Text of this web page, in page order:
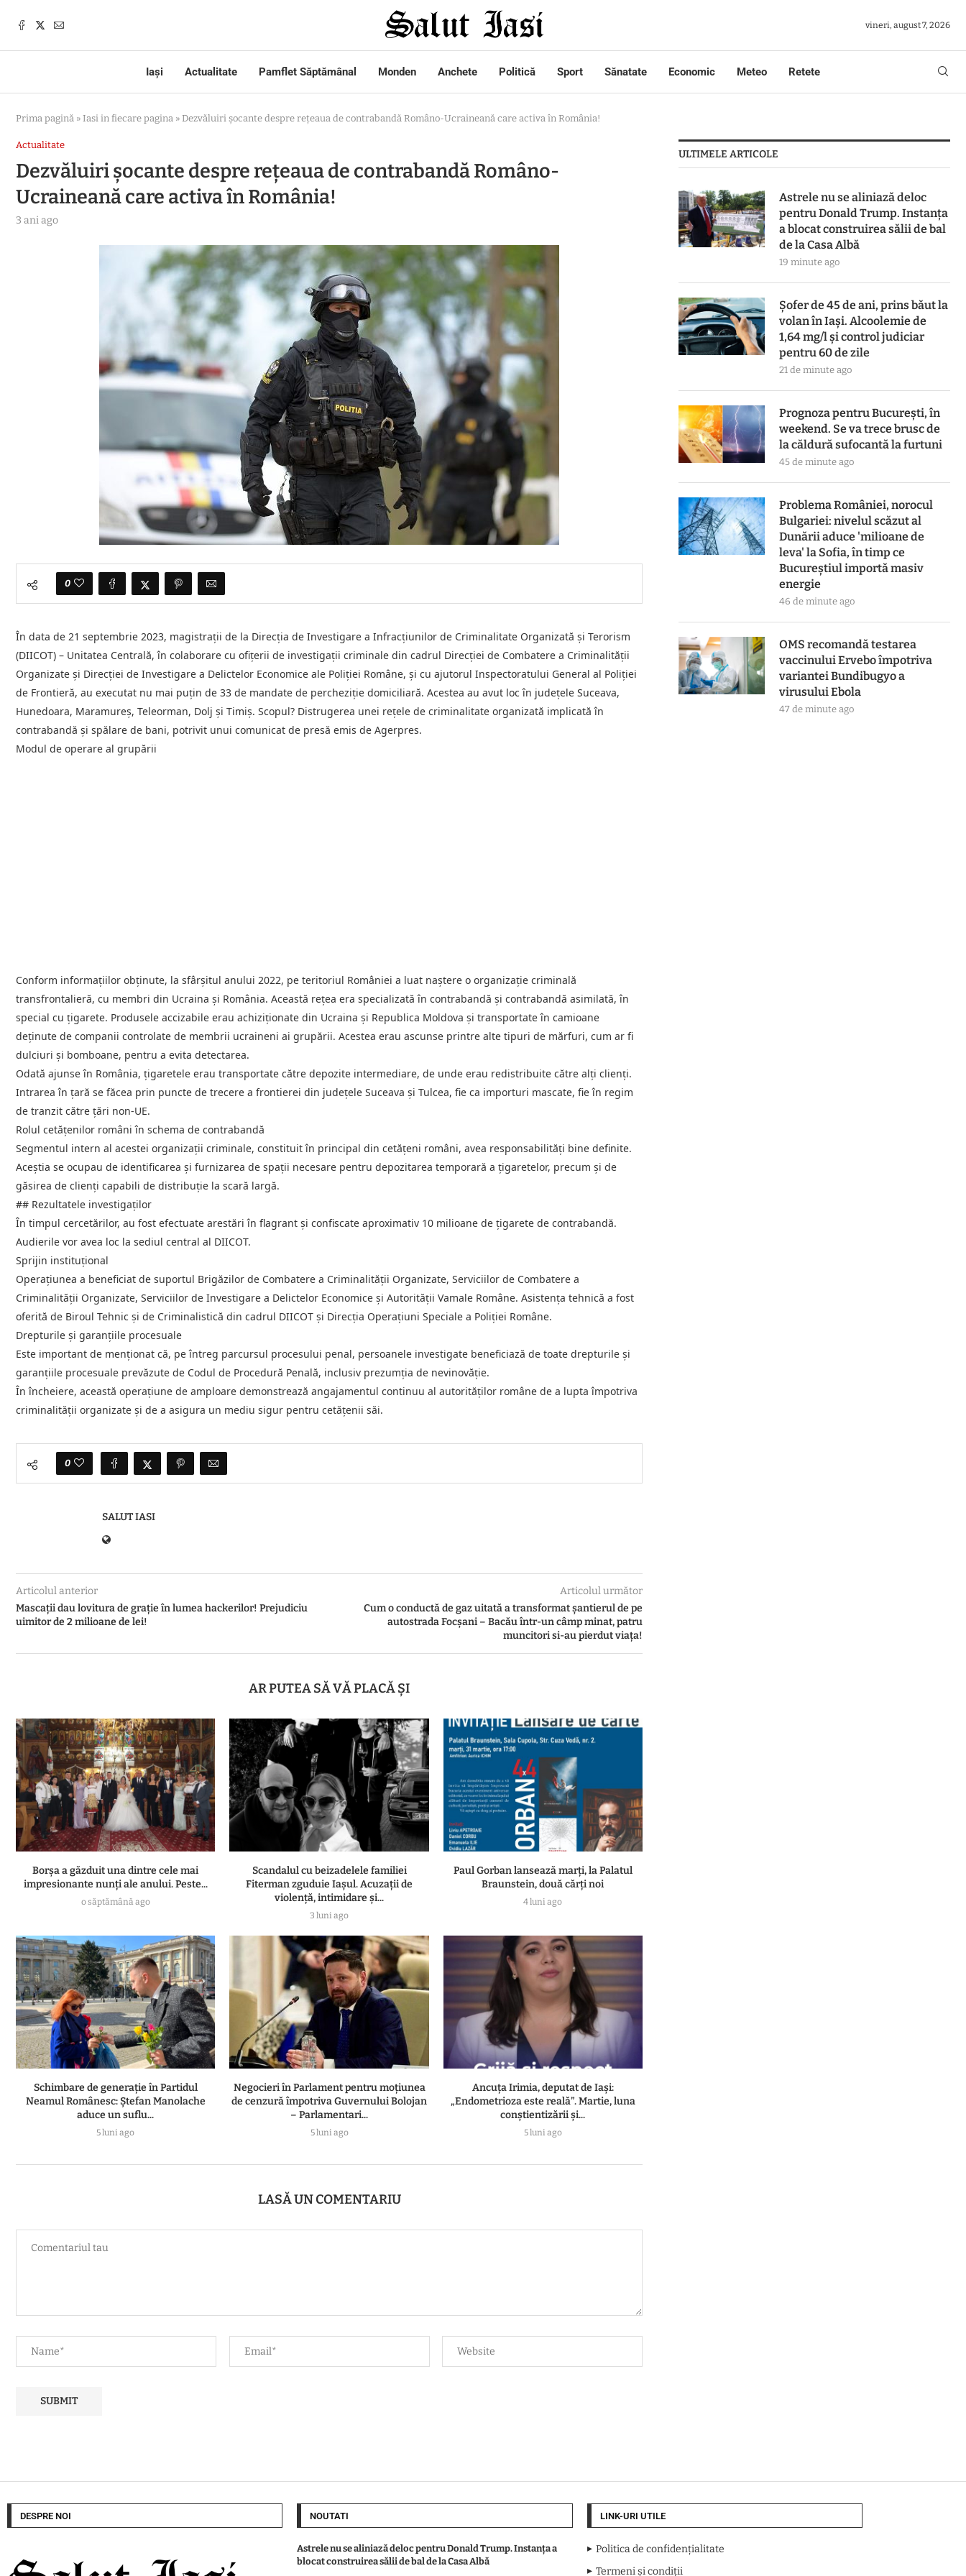
vineri, august 7, 2026
Iași Actualitate Pamflet Săptămânal Monden Anchete Politică Sport Sănatate Economic Meteo Retete
Prima pagină » Iasi in fiecare pagina » Dezvăluiri șocante despre rețeaua de contrabandă Româno-Ucraineană care activa în România!
Actualitate
Dezvăluiri șocante despre rețeaua de contrabandă Româno-
Ucraineană care activa în România!
3 ani ago
0
În data de 21 septembrie 2023, magistrații de la Direcția de Investigare a Infracțiunilor de Criminalitate Organizată și Terorism
(DIICOT) – Unitatea Centrală, în colaborare cu ofițerii de investigații criminale din cadrul Direcției de Combatere a Criminalității
Organizate și Direcției de Investigare a Delictelor Economice ale Poliției Române, și cu ajutorul Inspectoratului General al Poliției
de Frontieră, au executat nu mai puțin de 33 de mandate de percheziție domiciliară. Acestea au avut loc în județele Suceava,
Hunedoara, Maramureș, Teleorman, Dolj și Timiș. Scopul? Distrugerea unei rețele de criminalitate organizată implicată în
contrabandă și spălare de bani, potrivit unui comunicat de presă emis de Agerpres.
Modul de operare al grupării
Conform informațiilor obținute, la sfârșitul anului 2022, pe teritoriul României a luat naștere o organizație criminală
transfrontalieră, cu membri din Ucraina și România. Această rețea era specializată în contrabandă și contrabandă asimilată, în
special cu țigarete. Produsele accizabile erau achiziționate din Ucraina și Republica Moldova și transportate în camioane
deținute de companii controlate de membrii ucraineni ai grupării. Acestea erau ascunse printre alte tipuri de mărfuri, cum ar fi
dulciuri și bomboane, pentru a evita detectarea.
Odată ajunse în România, țigaretele erau transportate către depozite intermediare, de unde erau redistribuite către alți clienți.
Intrarea în țară se făcea prin puncte de trecere a frontierei din județele Suceava și Tulcea, fie ca importuri mascate, fie în regim
de tranzit către țări non-UE.
Rolul cetățenilor români în schema de contrabandă
Segmentul intern al acestei organizații criminale, constituit în principal din cetățeni români, avea responsabilități bine definite.
Aceștia se ocupau de identificarea și furnizarea de spații necesare pentru depozitarea temporară a țigaretelor, precum și de
găsirea de clienți capabili de distribuție la scară largă.
## Rezultatele investigaților
În timpul cercetărilor, au fost efectuate arestări în flagrant și confiscate aproximativ 10 milioane de țigarete de contrabandă.
Audierile vor avea loc la sediul central al DIICOT.
Sprijin instituțional
Operațiunea a beneficiat de suportul Brigăzilor de Combatere a Criminalității Organizate, Serviciilor de Combatere a
Criminalității Organizate, Serviciilor de Investigare a Delictelor Economice și Autorității Vamale Române. Asistența tehnică a fost
oferită de Biroul Tehnic și de Criminalistică din cadrul DIICOT și Direcția Operațiuni Speciale a Poliției Române.
Drepturile și garanțiile procesuale
Este important de menționat că, pe întreg parcursul procesului penal, persoanele investigate beneficiază de toate drepturile și
garanțiile procesuale prevăzute de Codul de Procedură Penală, inclusiv prezumția de nevinovăție.
În încheiere, această operațiune de amploare demonstrează angajamentul continuu al autorităților române de a lupta împotriva
criminalității organizate și de a asigura un mediu sigur pentru cetățenii săi.
0
SALUT IASI
Articolul anterior
Mascații dau lovitura de grație în lumea hackerilor! Prejudiciu
uimitor de 2 milioane de lei!
Articolul următor
Cum o conductă de gaz uitată a transformat șantierul de pe
autostrada Focșani – Bacău într-un câmp minat, patru
muncitori si-au pierdut viața!
AR PUTEA SĂ VĂ PLACĂ ȘI
Borșa a găzduit una dintre cele mai
impresionante nunți ale anului. Peste...
o săptămână ago
Scandalul cu beizadelele familiei
Fiterman zguduie Iașul. Acuzații de
violență, intimidare și...
3 luni ago
Paul Gorban lansează marți, la Palatul
Braunstein, două cărți noi
4 luni ago
Schimbare de generație în Partidul
Neamul Românesc: Ștefan Manolache
aduce un suflu...
5 luni ago
Negocieri în Parlament pentru moțiunea
de cenzură împotriva Guvernului Bolojan
– Parlamentari...
5 luni ago
Ancuța Irimia, deputat de Iași:
„Endometrioza este reală”. Martie, luna
conștientizării și...
5 luni ago
LASĂ UN COMENTARIU
ULTIMELE ARTICOLE
Astrele nu se aliniază deloc
pentru Donald Trump. Instanța
a blocat construirea sălii de bal
de la Casa Albă
19 minute ago
Șofer de 45 de ani, prins băut la
volan în Iași. Alcoolemie de
1,64 mg/l și control judiciar
pentru 60 de zile
21 de minute ago
Prognoza pentru București, în
weekend. Se va trece brusc de
la căldură sufocantă la furtuni
45 de minute ago
Problema României, norocul
Bulgariei: nivelul scăzut al
Dunării aduce 'milioane de
leva' la Sofia, în timp ce
Bucureștiul importă masiv
energie
46 de minute ago
OMS recomandă testarea
vaccinului Ervebo împotriva
variantei Bundibugyo a
virusului Ebola
47 de minute ago
DESPRE NOI NOUTATI
Astrele nu se aliniază deloc pentru Donald Trump. Instanța a
blocat construirea sălii de bal de la Casa Albă
LINK-URI UTILE
Politica de confidențialitate
Termeni și condiții